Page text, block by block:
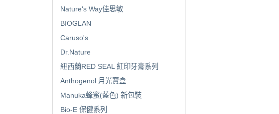
Nature's Way佳思敏
BIOGLAN
Caruso's
Dr.Nature
紐西蘭RED SEAL 紅印牙膏系列
Anthogenol 月光寶盒
Manuka蜂蜜(藍色) 新包裝
Bio-E 保健系列